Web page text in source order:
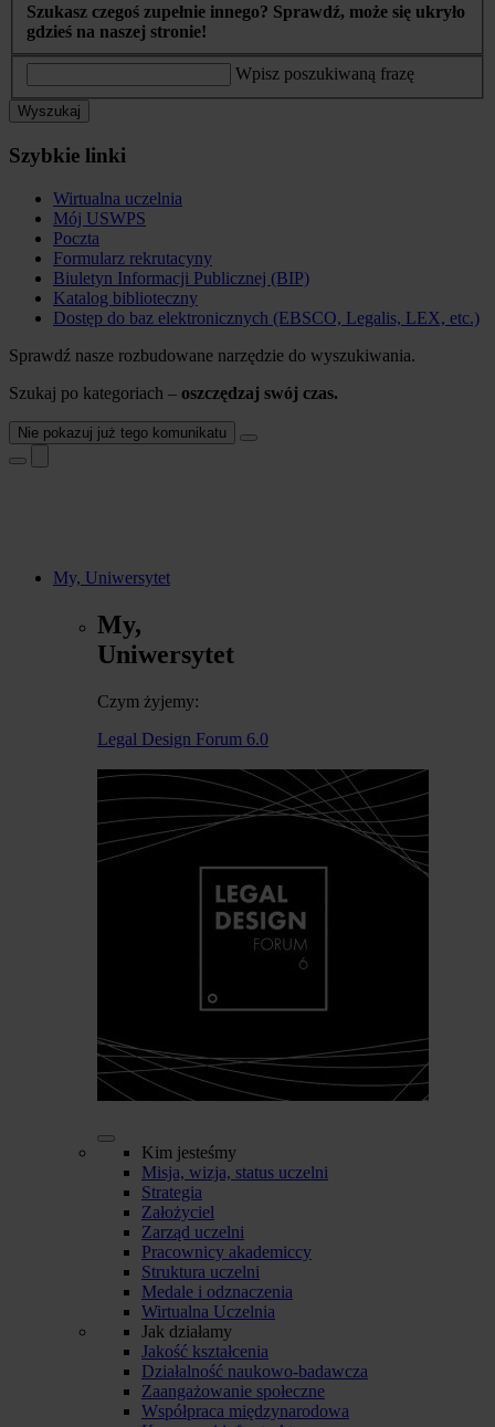
Szukasz czegoś zupełnie innego? Sprawdź, może się ukryło
gdzieś na naszej stronie!
Wpisz poszukiwaną frazę
Wyszukaj
Szybkie linki
Wirtualna uczelnia
Mój USWPS
Poczta
Formularz rekrutacyny
Biuletyn Informacji Publicznej (BIP)
Katalog biblioteczny
Dostęp do baz elektronicznych (EBSCO, Legalis, LEX, etc.)
Sprawdź nasze rozbudowane narzędzie do wyszukiwania.
Szukaj po kategoriach – oszczędzaj swój czas.
Nie pokazuj już tego komunikatu
My, Uniwersytet
My,
Uniwersytet
Czym żyjemy:
Legal Design Forum 6.0
Kim jesteśmy
Misja, wizja, status uczelni
Strategia
Założyciel
Zarząd uczelni
Pracownicy akademiccy
Struktura uczelni
Medale i odznaczenia
Wirtualna Uczelnia
Jak działamy
Jakość kształcenia
Działalność naukowo-badawcza
Zaangażowanie społeczne
Współpraca międzynarodowa